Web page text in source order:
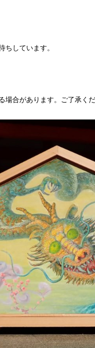
ちしています。
合があります。ご了承くだ